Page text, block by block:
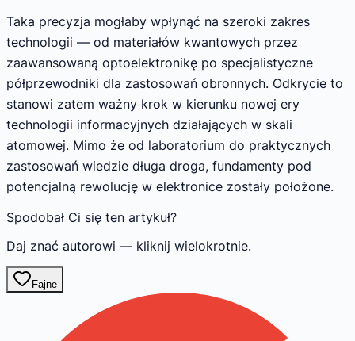
Taka precyzja mogłaby wpłynąć na szeroki zakres
technologii — od materiałów kwantowych przez
zaawansowaną optoelektronikę po specjalistyczne
półprzewodniki dla zastosowań obronnych. Odkrycie to
stanowi zatem ważny krok w kierunku nowej ery
technologii informacyjnych działających w skali
atomowej. Mimo że od laboratorium do praktycznych
zastosowań wiedzie długa droga, fundamenty pod
potencjalną rewolucję w elektronice zostały położone.
Spodobał Ci się ten artykuł?
Daj znać autorowi — kliknij wielokrotnie.
Fajne